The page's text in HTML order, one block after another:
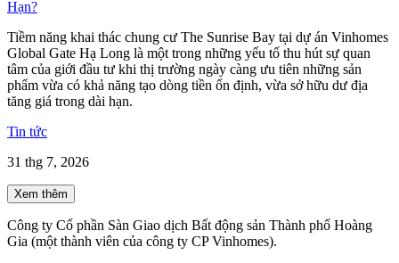
Hạn?
Tiềm năng khai thác chung cư The Sunrise Bay tại dự án Vinhomes
Global Gate Hạ Long là một trong những yếu tố thu hút sự quan
tâm của giới đầu tư khi thị trường ngày càng ưu tiên những sản
phẩm vừa có khả năng tạo dòng tiền ổn định, vừa sở hữu dư địa
tăng giá trong dài hạn.
Tin tức
31 thg 7, 2026
Xem thêm
Công ty Cổ phần Sàn Giao dịch Bất động sản Thành phố Hoàng
Gia (một thành viên của công ty CP Vinhomes).